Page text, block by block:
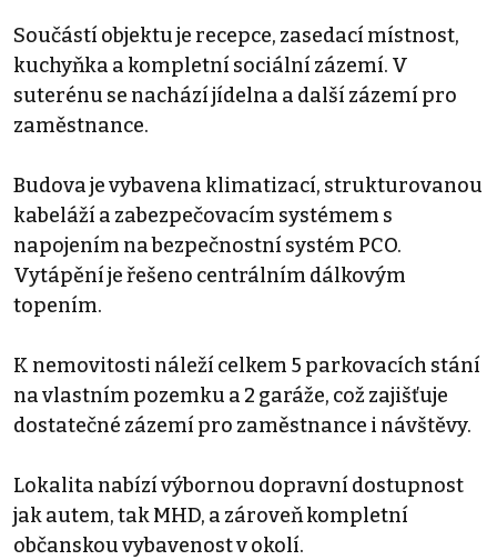
Součástí objektu je recepce, zasedací místnost,
kuchyňka a kompletní sociální zázemí. V
suterénu se nachází jídelna a další zázemí pro
zaměstnance.
Budova je vybavena klimatizací, strukturovanou
kabeláží a zabezpečovacím systémem s
napojením na bezpečnostní systém PCO.
Vytápění je řešeno centrálním dálkovým
topením.
K nemovitosti náleží celkem 5 parkovacích stání
na vlastním pozemku a 2 garáže, což zajišťuje
dostatečné zázemí pro zaměstnance i návštěvy.
Lokalita nabízí výbornou dopravní dostupnost
jak autem, tak MHD, a zároveň kompletní
občanskou vybavenost v okolí.